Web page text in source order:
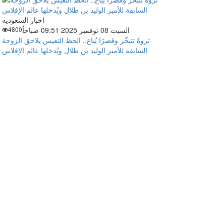
اخبار السعوديه
السبت 08 نوفمبر 2025 09:51 صباحاً
4800
ثروةً تتبخّر وقصرًا يُباع.. الحظ التعيس يلاحق الزوجة
السابقة للأمير الوليد بن طلال ويُدخلها عالم الإفلاس